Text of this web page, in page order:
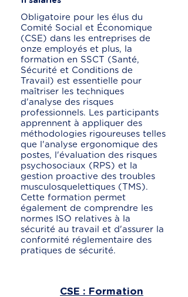
Obligatoire pour les élus du
Comité Social et Économique
(CSE) dans les entreprises de
onze employés et plus, la
formation en SSCT (Santé,
Sécurité et Conditions de
Travail) est essentielle pour
maîtriser les techniques
d'analyse des risques
professionnels. Les participants
apprennent à appliquer des
méthodologies rigoureuses telles
que l'analyse ergonomique des
postes, l'évaluation des risques
psychosociaux (RPS) et la
gestion proactive des troubles
musculosquelettiques (TMS).
Cette formation permet
également de comprendre les
normes ISO relatives à la
sécurité au travail et d'assurer la
conformité réglementaire des
pratiques de sécurité.
CSE : Formation